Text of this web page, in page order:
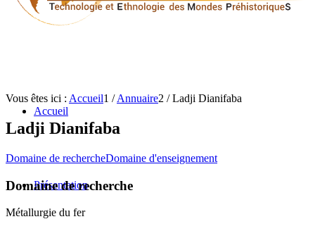
Accueil
Présentation
Vous êtes ici : Accueil1 / Annuaire2 / Ladji Dianifaba
Ladji Dianifaba
Domaine de rechercheDomaine d'enseignement
Domaine de recherche
Métallurgie du fer